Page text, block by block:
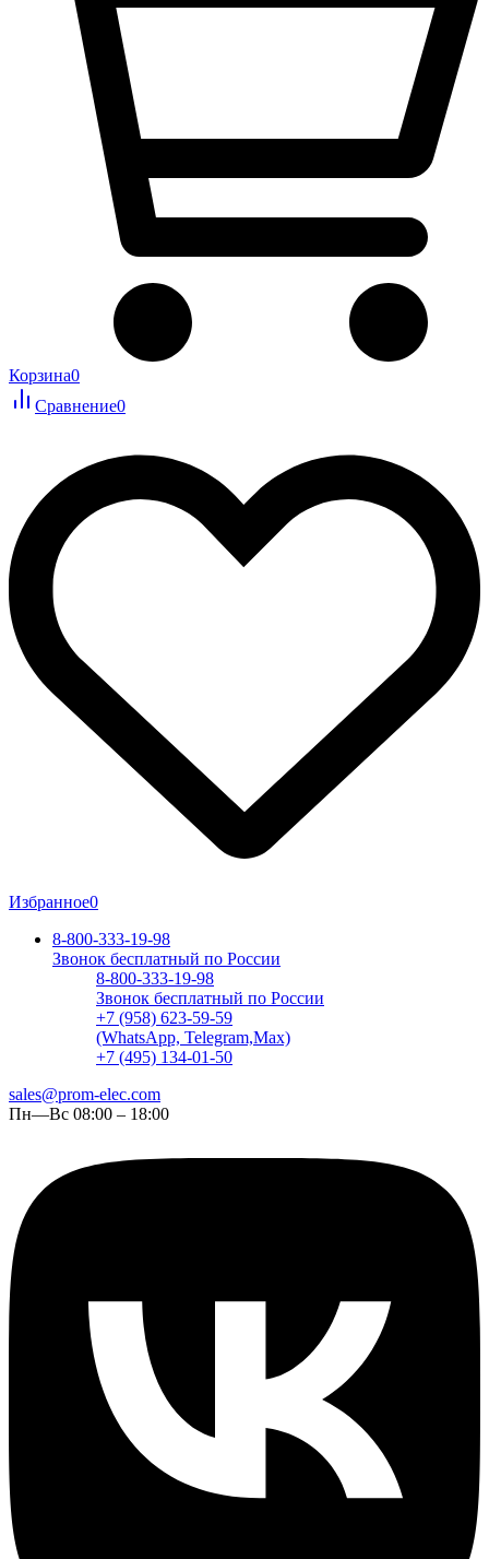
Корзина0
Сравнение0
Избранное0
8-800-333-19-98
Звонок бесплатный по России
8-800-333-19-98
Звонок бесплатный по России
+7 (958) 623-59-59
(WhatsApp, Telegram,Max)
+7 (495) 134-01-50
sales@prom-elec.com
Пн—Вс 08:00 – 18:00